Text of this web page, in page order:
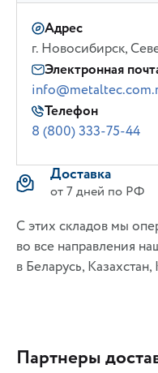
Адрес
г. Новосибирск,
Электронная
Телефон
8 (800) 333-75-44
Доставка
от 7 дней по РФ
С этих складов мы
во все направления
в Беларусь,
Партнеры